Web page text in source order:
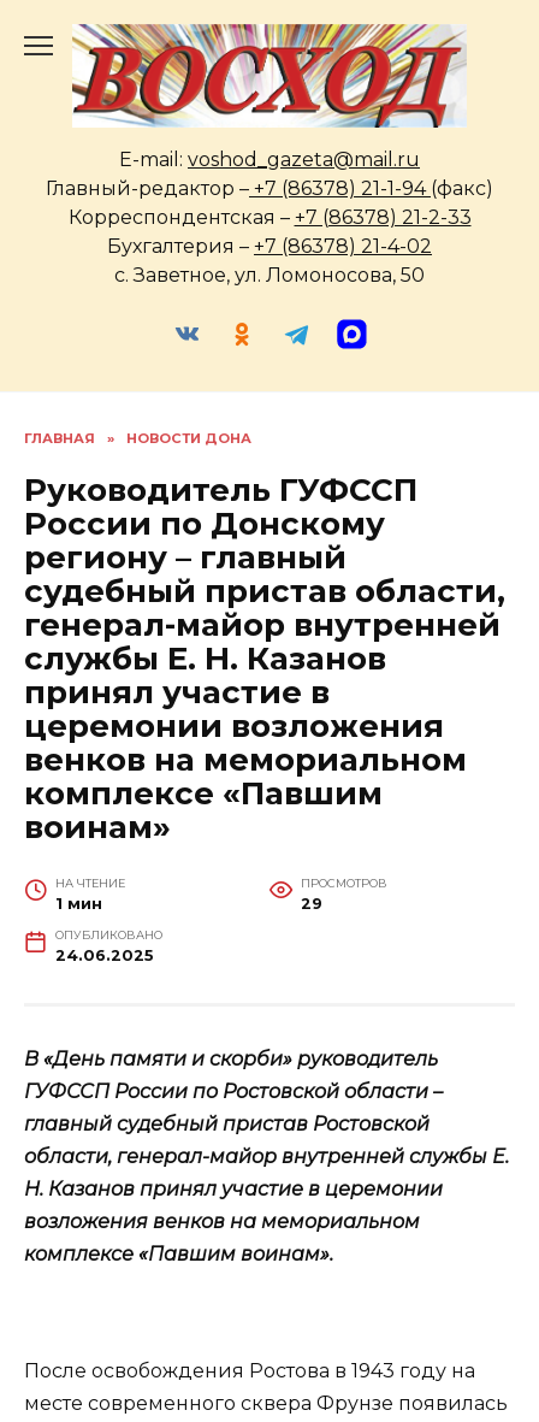
содержанию
E-mail: voshod_gazeta@mail.ru
Главный-редактор – +7 (86378) 21-1-94 (факс)
Корреспондентская – +7 (86378) 21-2-33
Бухгалтерия – +7 (86378) 21-4-02
с. Заветное, ул. Ломоносова, 50
ГЛАВНАЯ » НОВОСТИ ДОНА
Руководитель ГУФССП
России по Донскому
региону – главный
судебный пристав области,
генерал-майор внутренней
службы Е. Н. Казанов
принял участие в
церемонии возложения
венков на мемориальном
комплексе «Павшим
воинам»
НА ЧТЕНИЕ
1 мин
ПРОСМОТРОВ
29
ОПУБЛИКОВАНО
24.06.2025
В «День памяти и скорби» руководитель
ГУФССП России по Ростовской области –
главный судебный пристав Ростовской
области, генерал-майор внутренней службы Е.
Н. Казанов принял участие в церемонии
возложения венков на мемориальном
комплексе «Павшим воинам».
После освобождения Ростова в 1943 году на
месте современного сквера Фрунзе появилась